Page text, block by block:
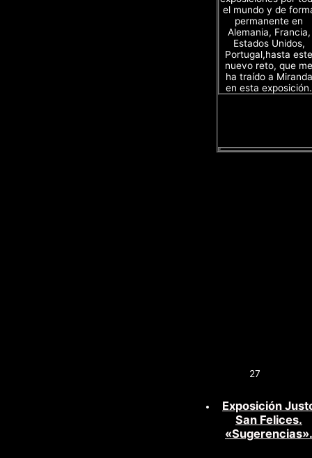
el mundo y de
permanente en
Alemania, Francia,
Estados Unidos,
Portugal,hasta este
nuevo reto, que me
ha traído a Miranda
en esta exposición.
27
Exposición
San Felices.
«Sugerencias».